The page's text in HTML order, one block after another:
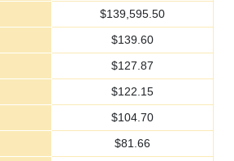
$139,595.50
$139.60
$127.87
$122.15
$104.70
$81.66